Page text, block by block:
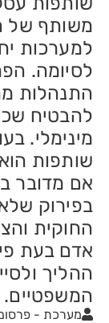
משותף של
למערכות
לסיומה.
התנהלות
להבטיח
מינימלי.
שותפות
אם מדובר
בפירוק
החוקית
אדם בעת
ההליך
המשפטיים.
מערכת -